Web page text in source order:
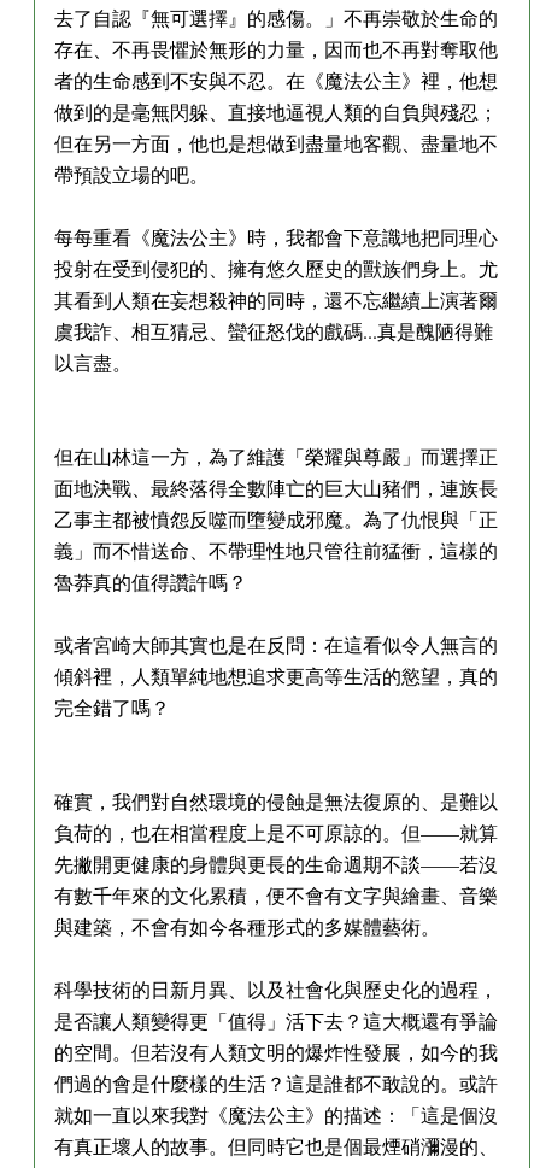
去了自認『無可選擇』的感傷。」不再崇敬於生命的
存在、不再畏懼於無形的力量，因而也不再對奪取他
者的生命感到不安與不忍。在《魔法公主》裡，他想
做到的是毫無閃躲、直接地逼視人類的自負與殘忍；
但在另一方面，他也是想做到盡量地客觀、盡量地不
帶預設立場的吧。
每每重看《魔法公主》時，我都會下意識地把同理心
投射在受到侵犯的、擁有悠久歷史的獸族們身上。尤
其看到人類在妄想殺神的同時，還不忘繼續上演著爾
虞我詐、相互猜忌、蠻征怒伐的戲碼...真是醜陋得難
以言盡。
但在山林這一方，為了維護「榮耀與尊嚴」而選擇正
面地決戰、最終落得全數陣亡的巨大山豬們，連族長
乙事主都被憤怨反噬而墮變成邪魔。為了仇恨與「正
義」而不惜送命、不帶理性地只管往前猛衝，這樣的
魯莽真的值得讚許嗎？
或者宮崎大師其實也是在反問：在這看似令人無言的
傾斜裡，人類單純地想追求更高等生活的慾望，真的
完全錯了嗎？
確實，我們對自然環境的侵蝕是無法復原的、是難以
負荷的，也在相當程度上是不可原諒的。但——就算
先撇開更健康的身體與更長的生命週期不談——若沒
有數千年來的文化累積，便不會有文字與繪畫、音樂
與建築，不會有如今各種形式的多媒體藝術。
科學技術的日新月異、以及社會化與歷史化的過程，
是否讓人類變得更「值得」活下去？這大概還有爭論
的空間。但若沒有人類文明的爆炸性發展，如今的我
們過的會是什麼樣的生活？這是誰都不敢說的。或許
就如一直以來我對《魔法公主》的描述：「這是個沒
有真正壞人的故事。但同時它也是個最煙硝瀰漫的、